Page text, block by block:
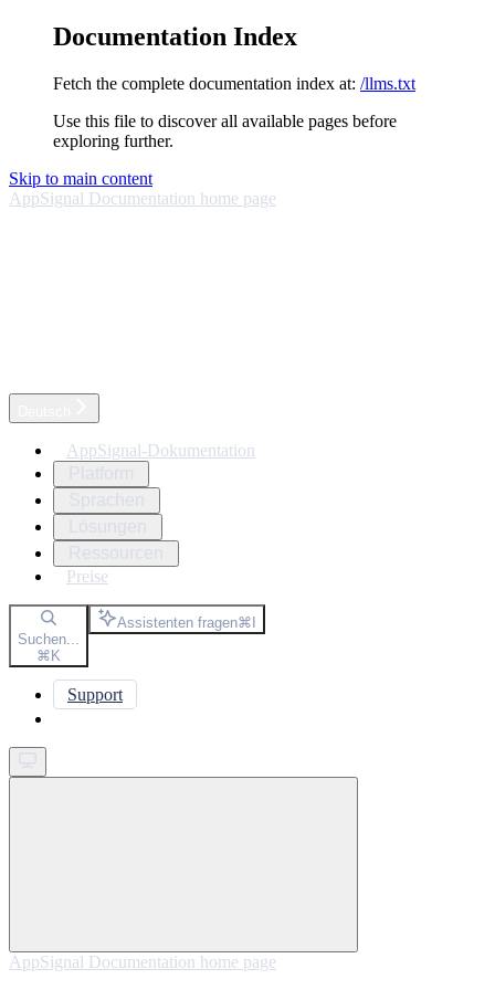
Documentation Index
Fetch the complete documentation index at: /llms.txt
Use this file to discover all available pages before
exploring further.
Skip to main content
AppSignal Documentation home page
AppSignal-Dokumentation
Preise
Suchen...
⌘K
Assistenten fragen⌘I
Support
AppSignal Documentation home page